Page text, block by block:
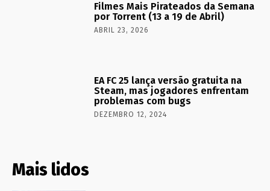
Filmes Mais Pirateados da Semana
por Torrent (13 a 19 de Abril)
ABRIL 23, 2026
EA FC 25 lança versão gratuita na
Steam, mas jogadores enfrentam
problemas com bugs
DEZEMBRO 12, 2024
Mais lidos